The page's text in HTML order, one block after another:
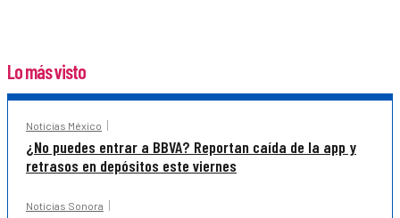
Lo más visto
Noticias México
¿No puedes entrar a BBVA? Reportan caída de la app y
retrasos en depósitos este viernes
Noticias Sonora